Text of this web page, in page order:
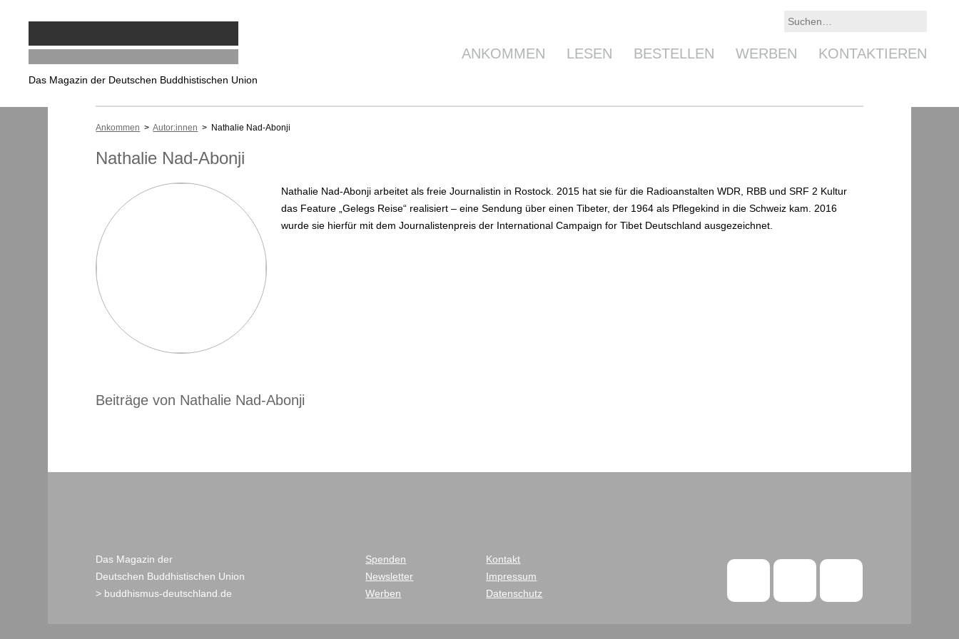
Das Magazin der Deutschen Buddhistischen Union
ANKOMMEN LESEN BESTELLEN WERBEN KONTAKTIEREN
Ankommen >Autor:innen > Nathalie Nad-Abonji
Nathalie Nad-Abonji
Nathalie Nad-Abonji arbeitet als freie Journalistin in Rostock. 2015 hat sie für die Radioanstalten WDR, RBB und SRF 2 Kultur
das Feature „Gelegs Reise“ realisiert – eine Sendung über einen Tibeter, der 1964 als Pflegekind in die Schweiz kam. 2016
wurde sie hierfür mit dem Journalistenpreis der International Campaign for Tibet Deutschland ausgezeichnet.
Beiträge von Nathalie Nad-Abonji
Das Magazin der
Deutschen Buddhistischen Union
> buddhismus-deutschland.de
Spenden
Newsletter
Werben
Kontakt
Impressum
Datenschutz